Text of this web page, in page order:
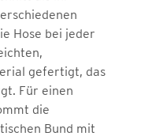
Hose bei jeder
gefertigt, das
Für einen
die
Bund mit